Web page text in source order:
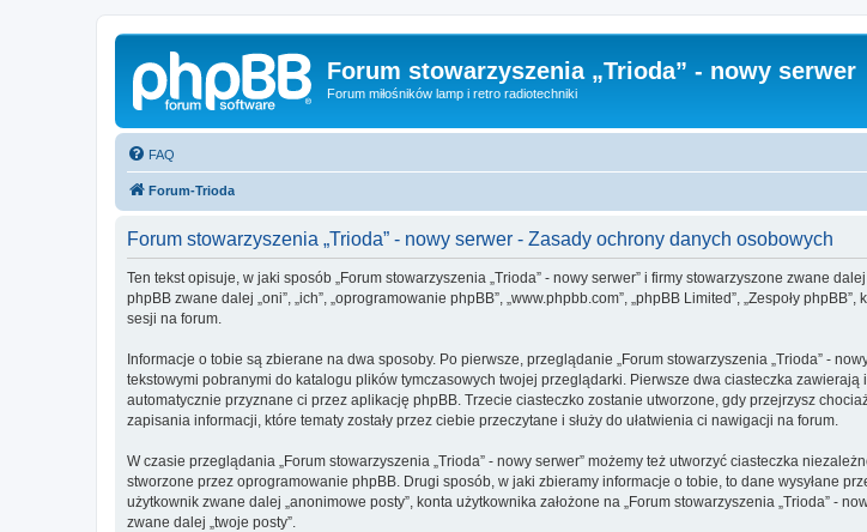
Forum stowarzyszenia „Trioda” - nowy serwer
Forum miłośników lamp i retro radiotechniki
FAQ
Forum-Trioda
Forum stowarzyszenia „Trioda” - nowy serwer - Zasady ochrony danych osobowych
Ten tekst opisuje, w jaki sposób „Forum stowarzyszenia „Trioda” - nowy serwer” i firmy stowarzyszone zwane dalej
phpBB zwane dalej „oni”, „ich”, „oprogramowanie phpBB”, „www.phpbb.com”, „phpBB Limited”, „Zespoły
sesji na forum.
Informacje o tobie są zbierane na dwa sposoby. Po pierwsze, przeglądanie „Forum stowarzyszenia „Trioda” -
tekstowymi pobranymi do katalogu plików tymczasowych twojej przeglądarki. Pierwsze dwa ciasteczka
automatycznie przyznane ci przez aplikację phpBB. Trzecie ciasteczko zostanie utworzone, gdy przejrzysz
zapisania informacji, które tematy zostały przez ciebie przeczytane i służy do ułatwienia ci nawigacji na forum.
W czasie przeglądania „Forum stowarzyszenia „Trioda” - nowy serwer” możemy też utworzyć ciasteczka
stworzone przez oprogramowanie phpBB. Drugi sposób, w jaki zbieramy informacje o tobie, to dane wysyłane
użytkownik zwane dalej „anonimowe posty”, konta użytkownika założone na „Forum stowarzyszenia „Trioda” -
zwane dalej „twoje posty”.